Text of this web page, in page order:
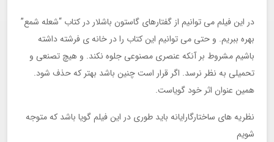
در این فیلم می توانیم از گفتارهای گاستون باشلار در کتاب “شعله شمع”
بهره ببریم. و حتی می توانیم این کتاب را در خانه ی فرشته داشته
باشیم مشروط بر آنکه عنصری مصنوعی جلوه نکند. و هیچ تصنعی و
تحمیلی به نظر نرسد. اگر قرار است چنین باشد بهتر که حذف شود.
همین عنوان اثر خود گویاست.
نظریه های ساختارگارایانه باید طوری در این فیلم گویا باشد که متوجه
شویم